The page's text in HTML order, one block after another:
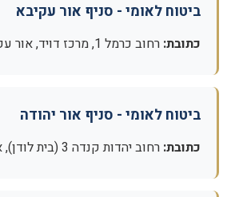
ביטוח לאומי - סניף אור עקיבא
כתובת: רחוב כרמל 1, מרכז דויד, אור עקיבא
ביטוח לאומי - סניף אור יהודה
כתובת: רחוב יהדות קנדה 3 (בית לודן), אור יהודה